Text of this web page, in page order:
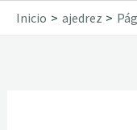
Inicio ajedrez